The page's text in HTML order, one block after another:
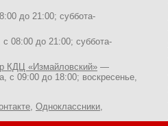
до 21:00; суббота-
08:00 до 21:00; суббота-
КДЦ «Измайловский» —
с 09:00 до 18:00; воскресенье,
Одноклассники